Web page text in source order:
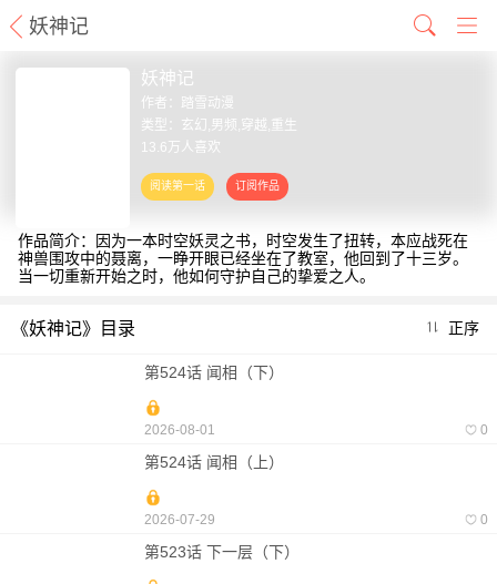
妖神记
妖神记
作者：
踏雪动漫
类型：玄幻,男频,穿越,重生
13.6万人喜欢
作品简介：因为一本时空妖灵之书，时空发生了扭转，本应战死在
神兽围攻中的聂离，一睁开眼已经坐在了教室，他回到了十三岁。
当一切重新开始之时，他如何守护自己的挚爱之人。
《妖神记》目录 正序
第524话 闻相（下）
2026-08-01 0
第524话 闻相（上）
2026-07-29 0
第523话 下一层（下）